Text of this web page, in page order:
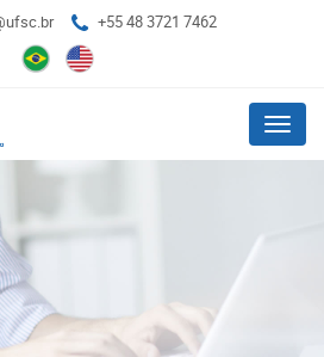
+55 48 3721 7462
Menu